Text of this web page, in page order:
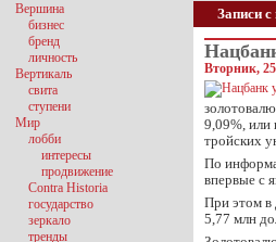
Записи с
Вторник, 25
9,09%,
тройских
По
впервые с
При этом в
5,77 млн
Вершина
бизнес
бренд
личность
Вертикаль
свита
ступени
Мир
лобби
интересы
продвижение
Contra Historia
государство
зеркало
тренды